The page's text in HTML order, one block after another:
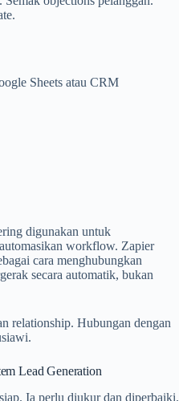
Sheets atau CRM
digunakan untuk
workflow. Zapier
cara menghubungkan
secara automatik, bukan
relationship. Hubungan dengan
Lead Generation
Ia perlu diukur dan diperbaiki.